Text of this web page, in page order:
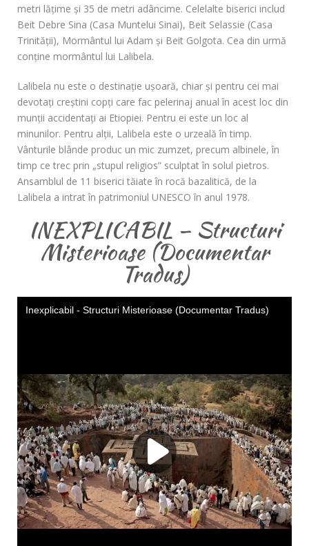
metri lăţime şi 35 de metri adâncime. Celelalte biserici includ
Beit Debre Sina (Casa Muntelui Sinai), Beit Selassie (Casa
Trinităţii), Mormântul lui Adam şi Beit Golgota. Cea din urmă
conţine mormântul lui Lalibela.
Lalibela nu este o destinaţie uşoară, chiar şi pentru cei mai
devotaţi creştini copţi care fac pelerinaj anual în acest loc din
munţii accidentaţi ai Etiopiei. Pentru ei este un loc al
minunilor. Pentru alţii, Lalibela este o urzeală în timp.
Vânturile blânde produc un mic zumzet, precum albinele, în
timp ce trec prin „stupul religios” sculptat în solul pietros.
Ansamblul de 11 biserici tăiate în rocă bazalitică, de la
Lalibela a intrat în patrimoniul UNESCO în anul 1978.
INEXPLICABIL – Structuri
Misterioase (Documentar
Tradus)